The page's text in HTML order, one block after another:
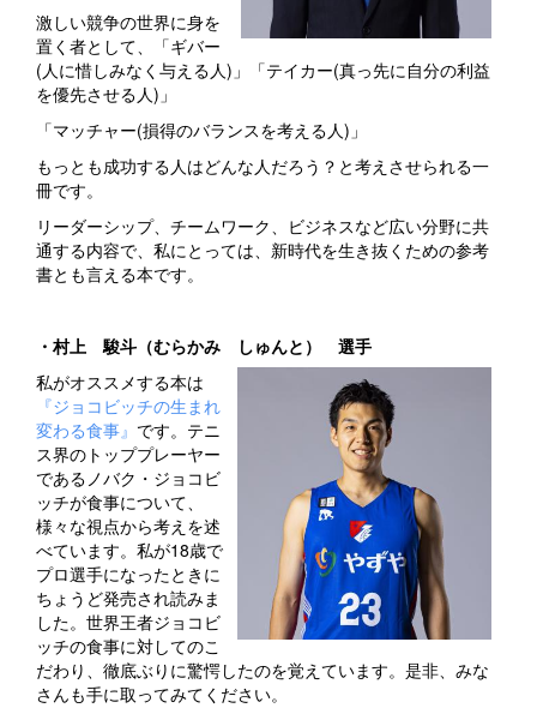
激しい競争の世界に身を
置く者として、「ギバー
(人に惜しみなく与える人)」「テイカー(真っ先に自分の利益
を優先させる人)」
「マッチャー(損得のバランスを考える人)」
もっとも成功する人はどんな人だろう？と考えさせられる一
冊です。
リーダーシップ、チームワーク、ビジネスなど広い分野に共
通する内容で、私にとっては、新時代を生き抜くための参考
書とも言える本です。
・村上 駿斗（むらかみ しゅんと） 選手
私がオススメする本は
『ジョコビッチの生まれ
変わる食事』 です。テニ
ス界のトッププレーヤー
であるノバク・ジョコビ
ッチが食事について、
様々な視点から考えを述
べています。私が18歳で
プロ選手になったときに
ちょうど発売され読みま
した。世界王者ジョコビ
ッチの食事に対してのこ
だわり、徹底ぶりに驚愕したのを覚えています。是非、みな
さんも手に取ってみてください。